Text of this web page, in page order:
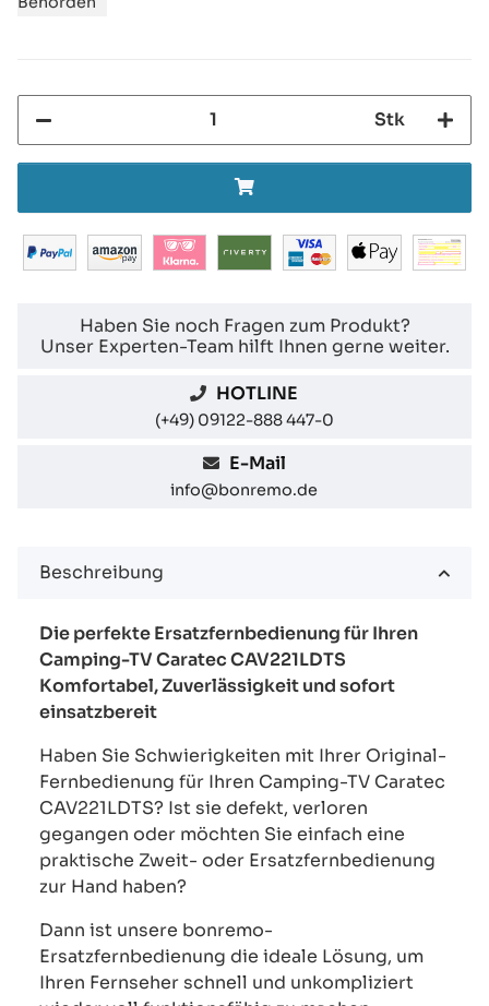
Stk
Haben Sie noch Fragen zum Produkt?
Unser Experten-Team hilft Ihnen gerne weiter.
HOTLINE
(+49) 09122-888 447-0
E-Mail
info@bonremo.de
Beschreibung
Die perfekte Ersatzfernbedienung für Ihren
Camping-TV Caratec CAV221LDTS
Komfortabel, Zuverlässigkeit und sofort
einsatzbereit
Haben Sie Schwierigkeiten mit Ihrer Original-
Fernbedienung für Ihren Camping-TV Caratec
CAV221LDTS? Ist sie defekt, verloren
gegangen oder möchten Sie einfach eine
praktische Zweit- oder Ersatzfernbedienung
zur Hand haben?
Dann ist unsere bonremo-
Ersatzfernbedienung die ideale Lösung, um
Ihren Fernseher schnell und unkompliziert